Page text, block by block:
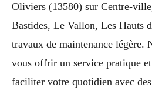
Oliviers (13580) sur Centre-
Bastides, Le Vallon, Les Hauts
travaux de maintenance légère.
vous offrir un service pratique
faciliter votre quotidien avec